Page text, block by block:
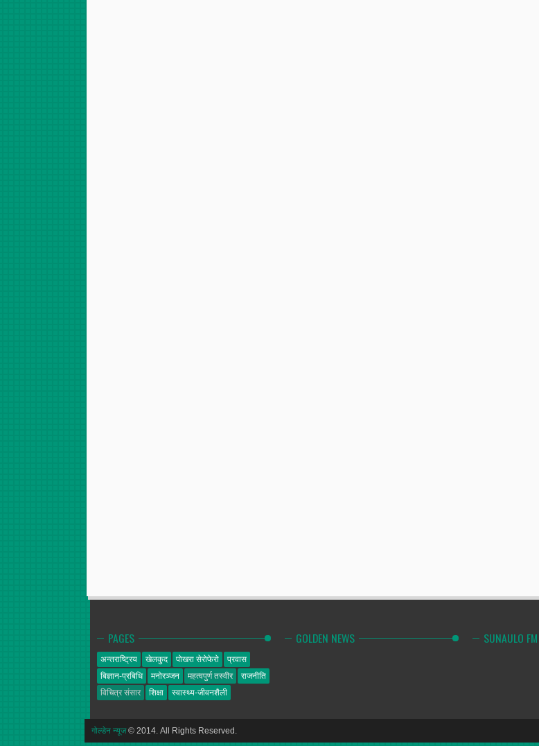
PAGES
अन्तराष्ट्रिय खेलकुद पोखरा सेरोफेरो
प्रवास
बिज्ञान-प्रबिधि
मनोरञ्जन महत्वपुर्ण तस्वीर
राजनीति
विचित्र संसार
शिक्षा स्वास्थ्य-जीवनशैली
GOLDEN NEWS SUNAULO FM
गोल्डेन न्यूज© 2014. All Rights Reserved.